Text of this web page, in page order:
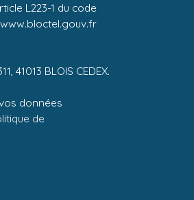
L223-1 du code
41013 BLOIS CEDEX.
données
de